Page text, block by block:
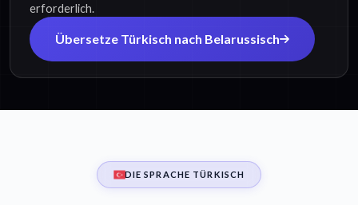
erforderlich.
Übersetze Türkisch nach Belarussisch
DIE SPRACHE TÜRKISCH